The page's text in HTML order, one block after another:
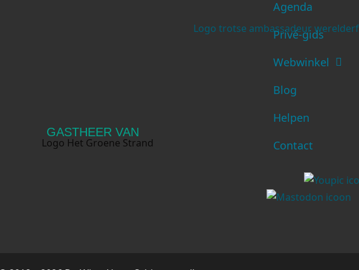
GASTHEER VAN
Agenda
Privé-gids
Webwinkel
Blog
Helpen
Contact